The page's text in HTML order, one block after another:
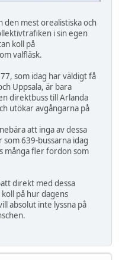
mest orealistiska och
i sin egen
koll på
valfläsk.
som idag har väldigt få
Uppsala, är bara
direktbuss till Arlanda
utökar avgångarna på
att inga av dessa
639-bussarna idag
många fler fordon som
direkt med dessa
på hur dagens
absolut inte lyssna på